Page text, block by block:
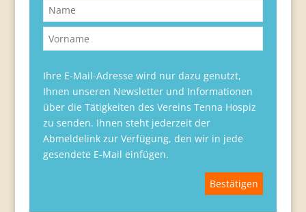
Ihre E-Mail-Adresse wird nur dazu genutzt,
Ihnen unseren Newsletter und Informationen
über die Tätigkeiten des Vereins Tenna Hospiz
zu senden. Ihnen steht jederzeit der
Abmeldelink zur Verfügung, den wir in jede
gesendete E-Mail einfügen.